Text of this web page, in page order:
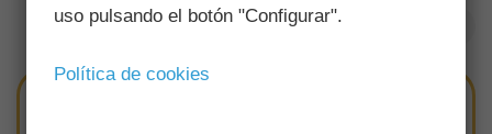
Grid
uso pulsando el botón "Configurar".
Política de cookies